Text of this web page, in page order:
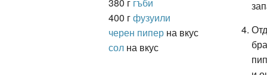
380 г гъби
400 гфузуили
черен пипер на вкус
сол на вкус